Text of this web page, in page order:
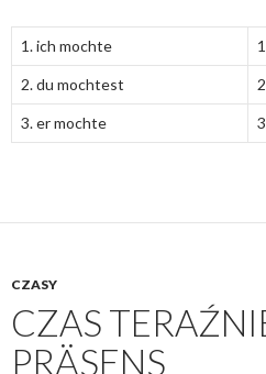
1. ich mochte
2. du mochtest
3. er mochte
CZASY
CZAS
PRÄSENS